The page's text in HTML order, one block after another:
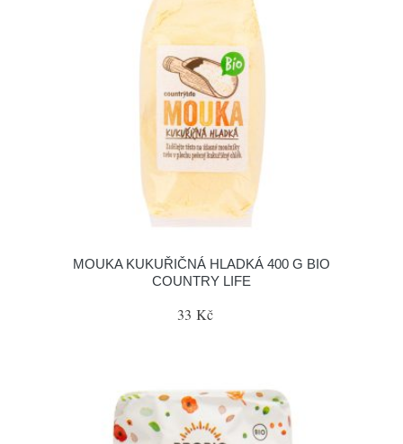
MOUKA KUKUŘIČNÁ HLADKÁ 400 G BIO
COUNTRY LIFE
33 Kč